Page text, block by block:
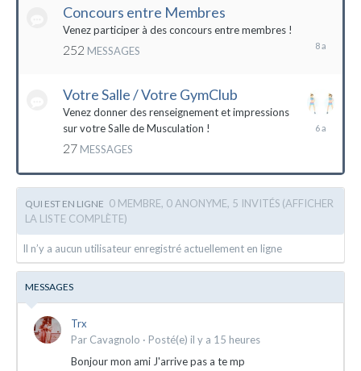
Concours entre Membres
Venez participer à des concours entre membres !
252 MESSAGES
2016
Votre Salle / Votre GymClub
Venez donner des renseignement et impressions
sur votre Salle de Musculation !
27 MESSAGES
26
QUI EST EN LIGNE 0 MEMBRE, 0 ANONYME, 5 INVITÉS (AFFICHER
LA LISTE COMPLÈTE)
Il n’y a aucun utilisateur enregistré actuellement en ligne
MESSAGES
Trx
Par Cavagnolo · Posté(e) il y a 15 heures
Bonjour mon ami J'arrive pas a te mp